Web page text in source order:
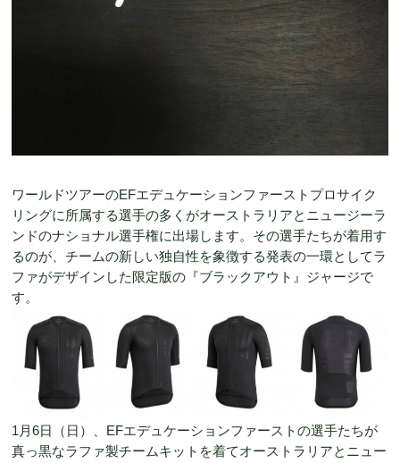
ワールドツアーのEFエデュケーションファーストプロサイク
リングに所属する選手の多くがオーストラリアとニュージーラ
ンドのナショナル選手権に出場します。その選手たちが着用す
るのが、チームの新しい独自性を象徴する発表の一環としてラ
ファがデザインした限定版の『ブラックアウト』ジャージで
す。
1月6日（日）、EFエデュケーションファーストの選手たちが
真っ黒なラファ製チームキットを着てオーストラリアとニュー